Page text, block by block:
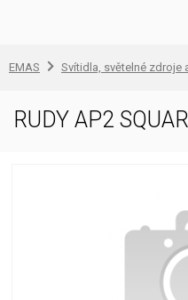
EMAS Svítidla, světelné zdroje
RUDY AP2